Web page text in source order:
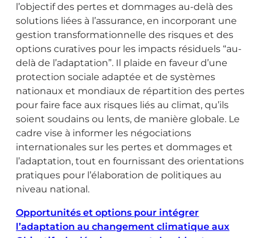
l’objectif des pertes et dommages au-delà des
solutions liées à l’assurance, en incorporant une
gestion transformationnelle des risques et des
options curatives pour les impacts résiduels “au-
delà de l’adaptation”. Il plaide en faveur d’une
protection sociale adaptée et de systèmes
nationaux et mondiaux de répartition des pertes
pour faire face aux risques liés au climat, qu’ils
soient soudains ou lents, de manière globale. Le
cadre vise à informer les négociations
internationales sur les pertes et dommages et
l’adaptation, tout en fournissant des orientations
pratiques pour l’élaboration de politiques au
niveau national.
Opportunités et options pour intégrer
l’adaptation au changement climatique aux